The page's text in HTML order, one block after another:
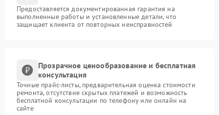
Предоставляется документированная гарантия на
выполненные работы и установленные детали, что
защищает клиента от повторных неисправностей
Прозрачное ценообразование и бесплатная
консультация
Точные прайс-листы, предварительная оценка стоимости
ремонта, отсутствие скрытых платежей и возможность
бесплатной консультации по телефону или онлайн на
сайте